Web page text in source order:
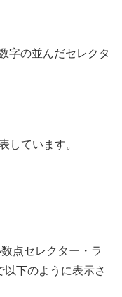
字の並んだセレクタ
しています。
点セレクター・ラ
下のように表示さ